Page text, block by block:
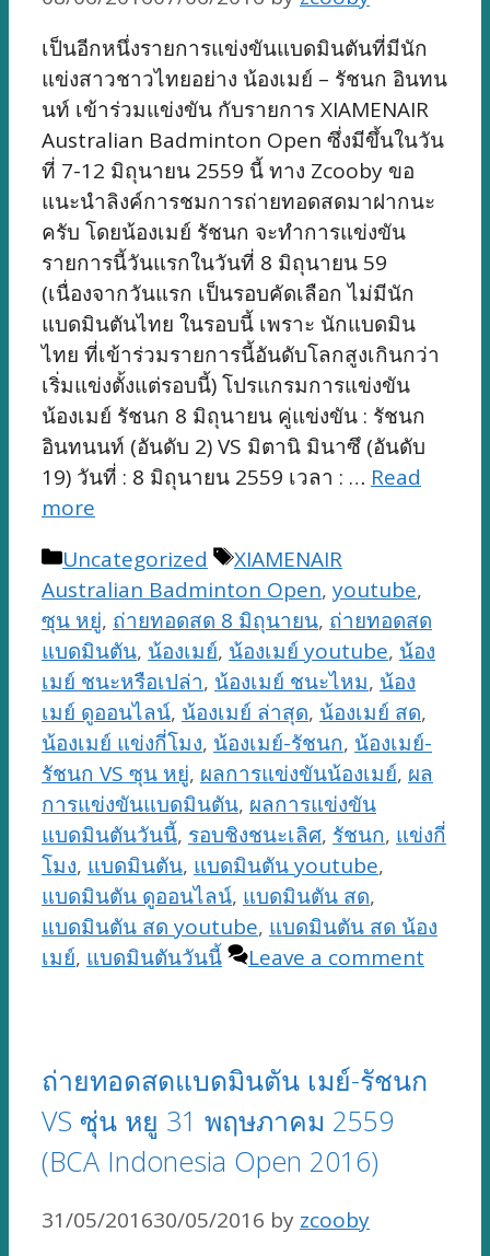
เป็นอีกหนึ่งรายการแข่งขันแบดมินตันที่มีนัก
แข่งสาวชาวไทยอย่าง น้องเมย์ – รัชนก อินทน
นท์ เข้าร่วมแข่งขัน กับรายการ XIAMENAIR
Australian Badminton Open ซึ่งมีขึ้นในวัน
ที่ 7-12 มิถุนายน 2559 นี้ ทาง Zcooby ขอ
แนะนำลิงค์การชมการถ่ายทอดสดมาฝากนะ
ครับ โดยน้องเมย์ รัชนก จะทำการแข่งขัน
รายการนี้วันแรกในวันที่ 8 มิถุนายน 59
(เนื่องจากวันแรก เป็นรอบคัดเลือก ไม่มีนัก
แบดมินตันไทย ในรอบนี้ เพราะ นักแบดมิน
ไทย ที่เข้าร่วมรายการนี้อันดับโลกสูงเกินกว่า
เริ่มแข่งตั้งแต่รอบนี้) โปรแกรมการแข่งขัน
น้องเมย์ รัชนก 8 มิถุนายน คู่แข่งขัน : รัชนก
อินทนนท์ (อันดับ 2) VS มิตานิ มินาซึ (อันดับ
19) วันที่ : 8 มิถุนายน 2559 เวลา : … Read
more
Categories
Uncategorized Tags
XIAMENAIR
Australian Badminton Open, youtube,
ซุน หยู่, ถ่ายทอดสด 8 มิถุนายน, ถ่ายทอดสด
แบดมินตัน, น้องเมย์, น้องเมย์ youtube, น้อง
เมย์ ชนะหรือเปล่า, น้องเมย์ ชนะไหม, น้อง
เมย์ ดูออนไลน์, น้องเมย์ ล่าสุด, น้องเมย์ สด,
น้องเมย์ แข่งกี่โมง, น้องเมย์-รัชนก, น้องเมย์-
รัชนก VS ซุน หยู่, ผลการแข่งขันน้องเมย์, ผล
การแข่งขันแบดมินตัน, ผลการแข่งขัน
แบดมินตันวันนี้, รอบชิงชนะเลิศ, รัชนก, แข่งกี่
โมง, แบดมินตัน, แบดมินตัน youtube,
แบดมินตัน ดูออนไลน์, แบดมินตัน สด,
แบดมินตัน สด youtube, แบดมินตัน สด น้อง
เมย์, แบดมินตันวันนี้ Leave a comment
ถ่ายทอดสดแบดมินตัน เมย์-รัชนก
VS ซุ่น หยู 31 พฤษภาคม 2559
(BCA Indonesia Open 2016)
31/05/201630/05/2016 by zcooby